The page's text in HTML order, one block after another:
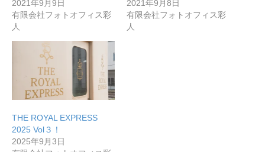
2021年9月9日
有限会社フォトオフィス彩
人
2021年9月8日
有限会社フォトオフィス彩
人
THE ROYAL EXPRESS
2025 Vol３！
2025年9月3日